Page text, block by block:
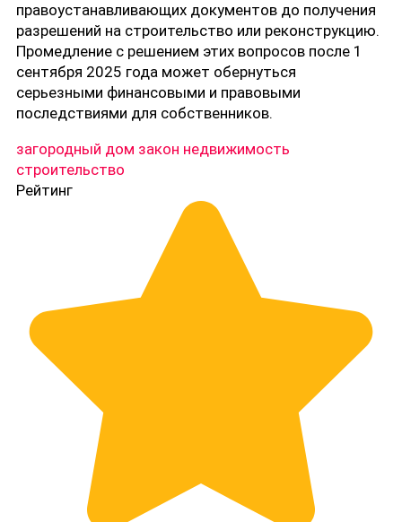
правоустанавливающих документов до получения
разрешений на строительство или реконструкцию.
Промедление с решением этих вопросов после 1
сентября 2025 года может обернуться
серьезными финансовыми и правовыми
последствиями для собственников.
загородный дом закон недвижимость
строительство
Рейтинг